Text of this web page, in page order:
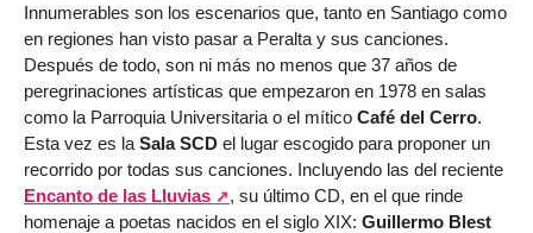
Innumerables son los escenarios que, tanto en Santiago como
en regiones han visto pasar a Peralta y sus canciones.
Después de todo, son ni más no menos que 37 años de
peregrinaciones artísticas que empezaron en 1978 en salas
como la Parroquia Universitaria o el mítico Café del Cerro.
Esta vez es la Sala SCD el lugar escogido para proponer un
recorrido por todas sus canciones. Incluyendo las del reciente
Encanto de las Lluvias
, su último CD, en el que rinde
homenaje a poetas nacidos en el siglo XIX: Guillermo Blest